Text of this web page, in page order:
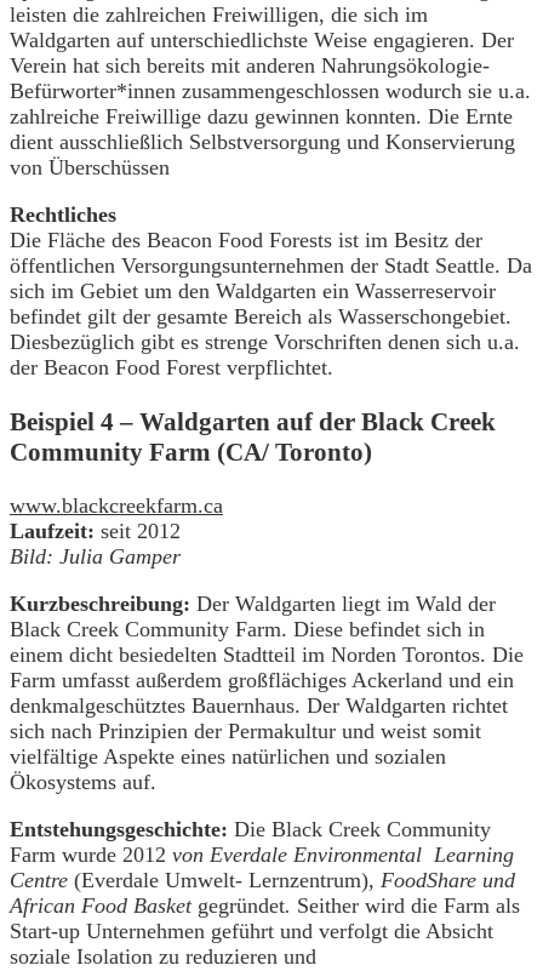
leisten die zahlreichen Freiwilligen, die sich im
Waldgarten auf unterschiedlichste Weise engagieren. Der
Verein hat sich bereits mit anderen Nahrungsökologie-
Befürworter*innen zusammengeschlossen wodurch sie u.a.
zahlreiche Freiwillige dazu gewinnen konnten. Die Ernte
dient ausschließlich Selbstversorgung und Konservierung
von Überschüssen
Rechtliches
Die Fläche des Beacon Food Forests ist im Besitz der
öffentlichen Versorgungsunternehmen der Stadt Seattle. Da
sich im Gebiet um den Waldgarten ein Wasserreservoir
befindet gilt der gesamte Bereich als Wasserschongebiet.
Diesbezüglich gibt es strenge Vorschriften denen sich u.a.
der Beacon Food Forest verpflichtet.
Beispiel 4 – Waldgarten auf der Black Creek
Community Farm (CA/ Toronto)
www.blackcreekfarm.ca
Laufzeit: seit 2012
Bild: Julia Gamper
Kurzbeschreibung: Der Waldgarten liegt im Wald der
Black Creek Community Farm. Diese befindet sich in
einem dicht besiedelten Stadtteil im Norden Torontos. Die
Farm umfasst außerdem großflächiges Ackerland und ein
denkmalgeschütztes Bauernhaus. Der Waldgarten richtet
sich nach Prinzipien der Permakultur und weist somit
vielfältige Aspekte eines natürlichen und sozialen
Ökosystems auf.
Entstehungsgeschichte: Die Black Creek Community
Farm wurde 2012 von Everdale Environmental Learning
Centre (Everdale Umwelt- Lernzentrum), FoodShare und
African Food Basket gegründet. Seither wird die Farm als
Start-up Unternehmen geführt und verfolgt die Absicht
soziale Isolation zu reduzieren und